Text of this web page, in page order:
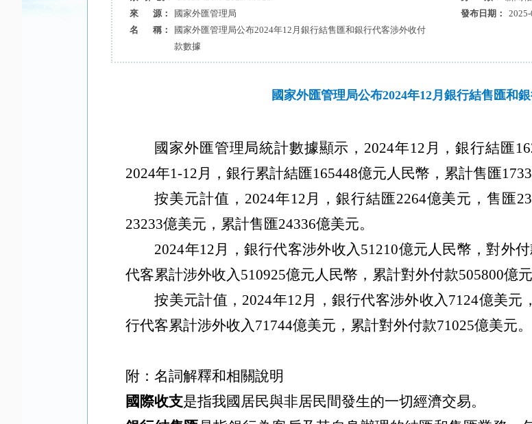
來 源：
國家外匯管理局 發布日期：
名 稱：
國家外匯管理局公布2024年12月銀行結售匯和銀行代客涉外收付
款數據
國家外匯管理局公布2024年12月銀行結售匯和
國家外匯管理局統計數據顯示， 2024年12月，銀行結匯
2024年1-12月，銀行累計結匯165448億元人民幣，累計售匯
按美元計值， 2024年12月，銀行結匯2264億美元，售匯
23233億美元，累計售匯24336億美元。
2024年12月，銀行代客涉外收入51210億元人民幣，對外
代客累計涉外收入510925億元人民幣，累計對外付款505800億元
按美元計值， 2024年12月，銀行代客涉外收入7124億美元
行代客累計涉外收入71744億美元，累計對外付款71025億美元。
附：名詞解釋和相關說明
國際收支是指我國居民與非居民間發生的一切經濟交易。